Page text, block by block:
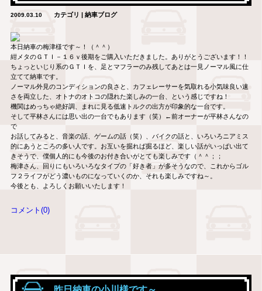
2009.03.10 カテゴリ | 納車ブログ
本日納車の梅津様です～！（＾＾）
紺メタのＧＴＩ－１６ｖ後期をご購入いただきました。ありがとうございます！！
ちょっといじり系のＧＴＩを、足とマフラーのみ残してあとは一見ノーマル風に仕
立てて納車です。
ノーマル外見のコンディションの良さと、カフェレーサーを気取れる小気味良い速
さを両立した、オトナのオトコの隠れた楽しみの一台、という感じですね！
機関はめっちゃ絶好調、まれに見る低速トルクの出方が印象的な一台です。
そして平林さんには思い出の一台でもあります（笑）←前オーナーが平林さんなの
で
お話してみると、音楽の話、ゲームの話（笑）、バイクの話と、いろいろニアミス
的にあうところの多い人です。お互いを掘れば掘るほど、楽しい話がいっぱい出て
きそうで、僕個人的にも今後のお付き合いがとても楽しみです（＾＾；；
梅津さん、回りにもいろいろなタイプの「好き者」が多そうなので、これからゴル
フ２ライフがどう濃いものになっていくのか、それも楽しみですね～。
今後とも、よろしくお願いいたします！
コメント(0)